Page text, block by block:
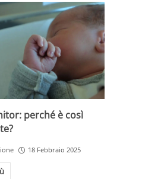
perché è così
18 Febbraio 2025